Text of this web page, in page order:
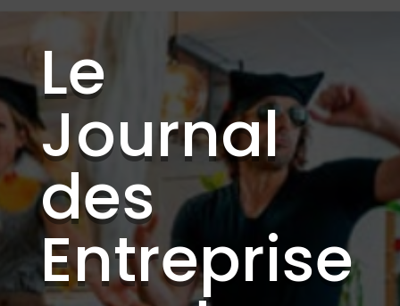
Le
Journal
des
Entreprise